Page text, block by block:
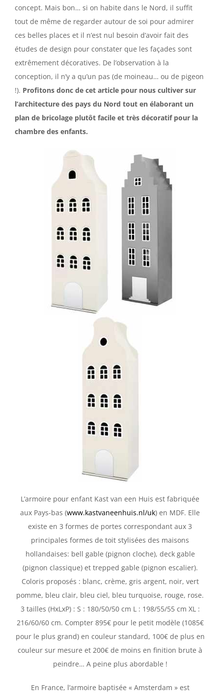
concept. Mais bon… si on habite dans le Nord, il suffit
tout de même de regarder autour de soi pour admirer
ces belles places et il n’est nul besoin d’avoir fait des
études de design pour constater que les façades sont
extrêmement décoratives. De l’observation à la
conception, il n’y a qu’un pas (de moineau… ou de pigeon
!). Profitons donc de cet article pour nous cultiver sur
l’architecture des pays du Nord tout en élaborant un
plan de bricolage plutôt facile et très décoratif pour la
chambre des enfants.
L’armoire pour enfant Kast van een Huis est fabriquée
aux Pays-bas (www.kastvaneenhuis.nl/uk) en MDF. Elle
existe en 3 formes de portes correspondant aux 3
principales formes de toit stylisées des maisons
hollandaises: bell gable (pignon cloche), deck gable
(pignon classique) et trepped gable (pignon escalier).
Coloris proposés : blanc, crème, gris argent, noir, vert
pomme, bleu clair, bleu ciel, bleu turquoise, rouge, rose.
3 tailles (HxLxP) : S : 180/50/50 cm L : 198/55/55 cm XL :
216/60/60 cm. Compter 895€ pour le petit modèle (1085€
pour le plus grand) en couleur standard, 100€ de plus en
couleur sur mesure et 200€ de moins en finition brute à
peindre… A peine plus abordable !
En France, l’armoire baptisée « Amsterdam » est